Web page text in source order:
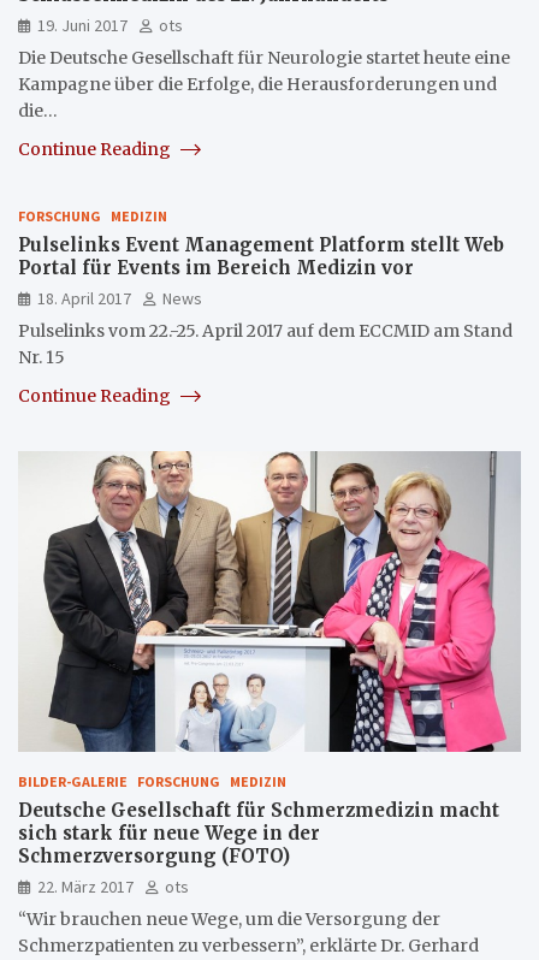
19. Juni 2017
ots
Die Deutsche Gesellschaft für Neurologie startet heute eine
Kampagne über die Erfolge, die Herausforderungen und
die…
Continue Reading
FORSCHUNG MEDIZIN
Pulselinks Event Management Platform stellt Web
Portal für Events im Bereich Medizin vor
18. April 2017
News
Pulselinks vom 22.-25. April 2017 auf dem ECCMID am Stand
Nr. 15
Continue Reading
BILDER-GALERIE FORSCHUNG MEDIZIN
Deutsche Gesellschaft für Schmerzmedizin macht
sich stark für neue Wege in der
Schmerzversorgung (FOTO)
22. März 2017
ots
“Wir brauchen neue Wege, um die Versorgung der
Schmerzpatienten zu verbessern”, erklärte Dr. Gerhard